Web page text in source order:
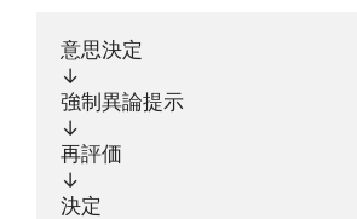
意思決定
↓
強制異論提示
↓
再評価
↓
決定